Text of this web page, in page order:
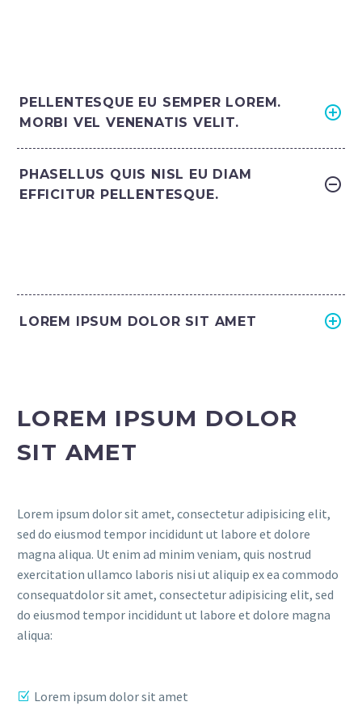
PELLENTESQUE EU SEMPER LOREM.
MORBI VEL VENENATIS VELIT.
PHASELLUS QUIS NISL EU DIAM
EFFICITUR PELLENTESQUE.
LOREM IPSUM DOLOR SIT AMET
LOREM IPSUM DOLOR
SIT AMET
Lorem ipsum dolor sit amet, consectetur adipisicing elit,
sed do eiusmod tempor incididunt ut labore et dolore
magna aliqua. Ut enim ad minim veniam, quis nostrud
exercitation ullamco laboris nisi ut aliquip ex ea commodo
consequatdolor sit amet, consectetur adipisicing elit, sed
do eiusmod tempor incididunt ut labore et dolore magna
aliqua:
Lorem ipsum dolor sit amet